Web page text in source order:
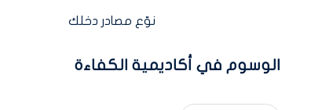
نوّع مصادر دخلك
الوسوم في أكاديمية الكفاءة